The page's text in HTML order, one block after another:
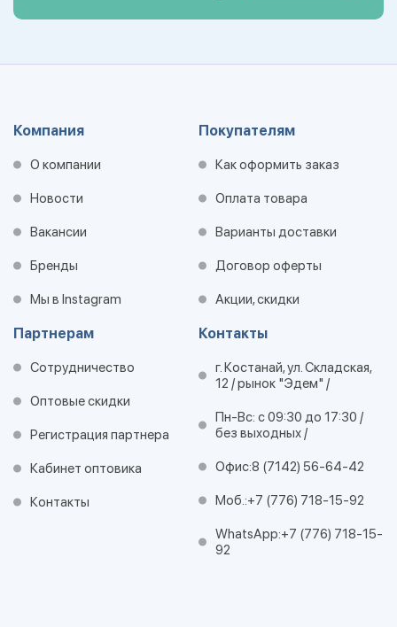
Компания
О компании
Новости
Вакансии
Бренды
Мы в Instagram
Покупателям
Как оформить заказ
Оплата товара
Варианты доставки
Договор оферты
Акции, скидки
Партнерам
Сотрудничество
Оптовые скидки
Регистрация партнера
Кабинет оптовика
Контакты
Контакты
г. Костанай, ул. Складская,
12 / рынок "Эдем" /
Пн-Вс: с 09:30 до 17:30 /
без выходных /
Офис:8 (7142) 56-64-42
Моб.:+7 (776) 718-15-92
WhatsApp:+7 (776) 718-15-
92